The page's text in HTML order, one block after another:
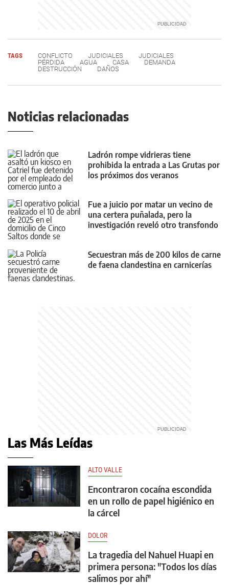
TAGS CONFLICTO JUDICIALES
JUDICIALES
PÉRDIDA
AGUA CASA
DEMANDA
DESTRUCCIÓN
DAÑOS
Noticias relacionadas
Ladrón rompe vidrieras tiene
prohibida la entrada a Las Grutas por
los próximos dos veranos
Fue a juicio por matar un vecino de
una certera puñalada, pero la
investigación reveló otro transfondo
Secuestran más de 200 kilos de carne
de faena clandestina en carnicerías
Las Más Leídas
ALTO VALLE
Encontraron cocaína escondida
en un rollo de papel higiénico en
la cárcel
DOLOR
La tragedia del Nahuel Huapi en
primera persona: "Todos los días
salimos por ahí"